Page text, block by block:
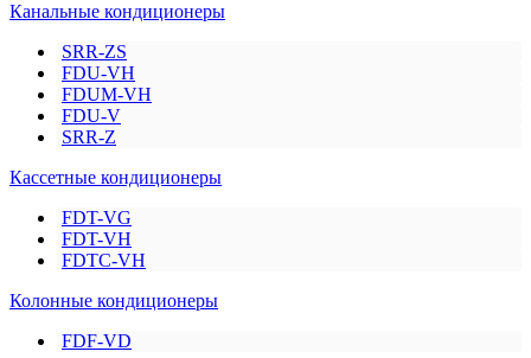
Канальные кондиционеры
SRR-ZS
FDU-VH
FDUM-VH
FDU-V
SRR-Z
Кассетные кондиционеры
FDT-VG
FDT-VH
FDTC-VH
Колонные кондиционеры
FDF-VD